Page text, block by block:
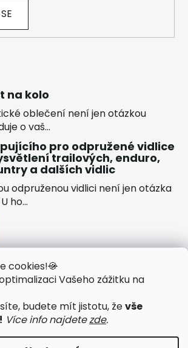
cookies!🍪
Vašeho zážitku na
budete mít jistotu, ževše
Více info najdetezde.
na kolo
oblečení není jen otázkou
o vaš...
pro odpružené vidlice
trailových, enduro,
a dalších vidlic
odpruženou vidlici není jen otázka
ho...
🟢 O ELEKTROKOLECH
🟢 NÁVODY KE STAŽENÍ